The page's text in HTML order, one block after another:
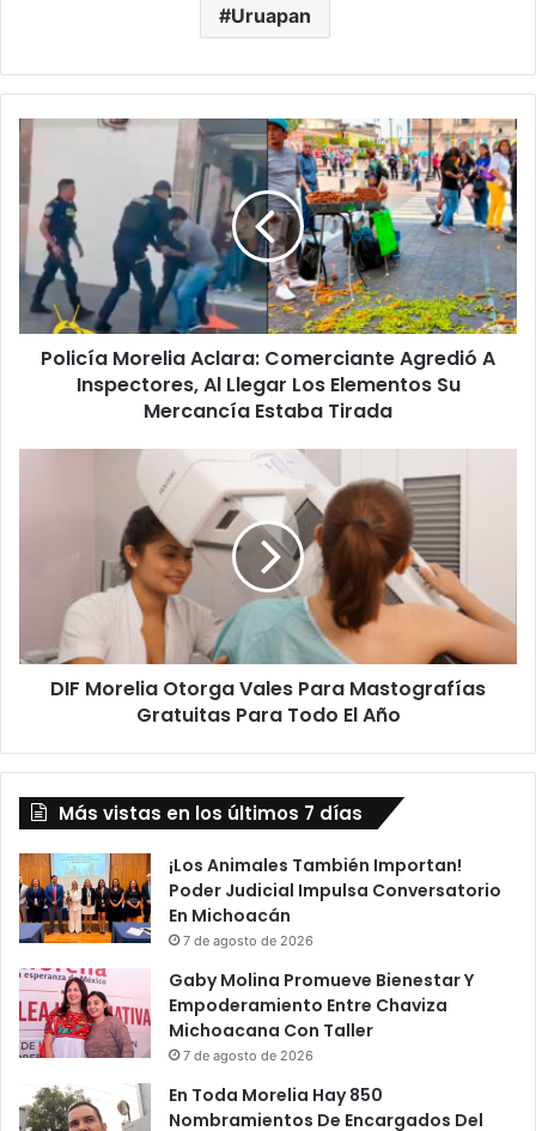
Uruapan
Policía
Morelia
Aclara:
Comerciante
Agredió
Inspectores,
Al
Llegar
Los
Elementos
Policía Morelia Aclara: Comerciante Agredió A
Inspectores, Al Llegar Los Elementos Su
Mercancía Estaba Tirada
Mastografías
Gratuitas
Todo
DIF Morelia Otorga Vales Para Mastografías
Gratuitas Para Todo El Año
Más vistas en los últimos 7 días
¡Los Animales También Importan!
Poder Judicial Impulsa Conversatorio
En Michoacán
7 de agosto de 2026
Gaby Molina Promueve Bienestar Y
Empoderamiento Entre Chaviza
Michoacana Con Taller
7 de agosto de 2026
En Toda Morelia Hay 850
Nombramientos De Encargados Del